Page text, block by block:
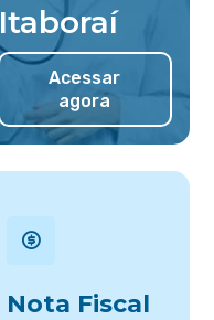
Itaboraí
Acessar
agora
Nota Fiscal